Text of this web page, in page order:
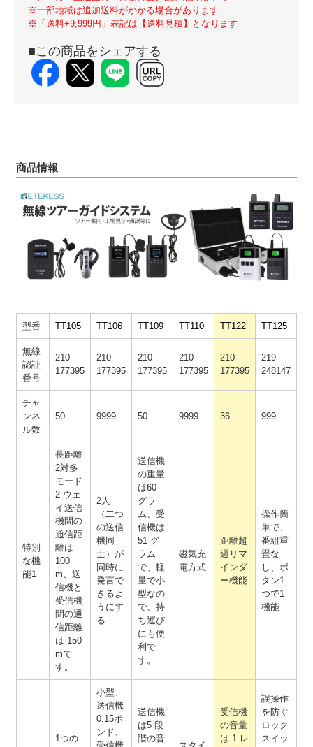
※一部地域は追加送料がかかる場合があります
※「送料+9,999円」表記は【送料見積】となります
■この商品をシェアする
商品情報
型番 TT105 TT106 TT109 TT110 TT122 TT125
無線
認証
番号
210-
177395
210-
177395
210-
177395
210-
177395
210-
177395
219-
248147
チャ
ンネ
ル数
50 9999 50 9999 36 999
特別
な機
能1
長距離
2対多
モード
2 ウェ
イ送信
機間の
通信距
離は
100
m、送
信機と
受信機
間の通
信距離
は 150
mで
す。
2人
（二つ
の送信
機同
士）が
同時に
発言で
きるよ
うにす
る
送信機
の重量
は60
グラ
ム、受
信機は
51 グ
ラム
で、軽
量で小
型なの
で、持
ち運び
にも便
利で
す。
磁気充
電方式
距離超
過リマ
インダ
ー機能
操作簡
単で、
番組重
畳な
し、ボ
タン1
つで1
機能
1つの
小型、
送信機
0.15ポ
ンド、
送信機
は5 段
階の音
受信機
の音量
は 1 レ
誤操作
を防ぐ
ロック
スイッ